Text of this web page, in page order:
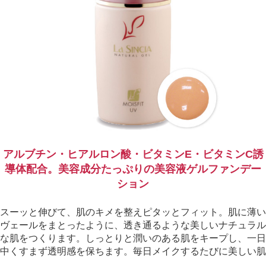
アルブチン・ヒアルロン酸・ビタミンE・ビタミンC誘
導体配合。美容成分たっぷりの美容液ゲルファンデー
ション
スーッと伸びて、肌のキメを整えピタッとフィット。肌に薄い
ヴェールをまとったように、透き通るような美しいナチュラル
な肌をつくります。しっとりと潤いのある肌をキープし、一日
中くすまず透明感を保ちます。毎日メイクするたびに美しい肌